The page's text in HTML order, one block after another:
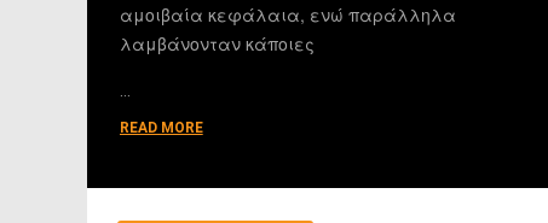
αμοιβαία κεφάλαια, ενώ παράλληλα
λαμβάνονταν κάποιες
READ MORE